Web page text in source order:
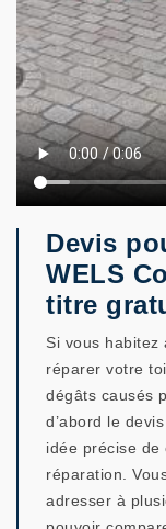
Devis
WELS
titre
Si vous habitez
réparer votre
dégâts causés
d’abord le
idée précise de
réparation.
adresser à